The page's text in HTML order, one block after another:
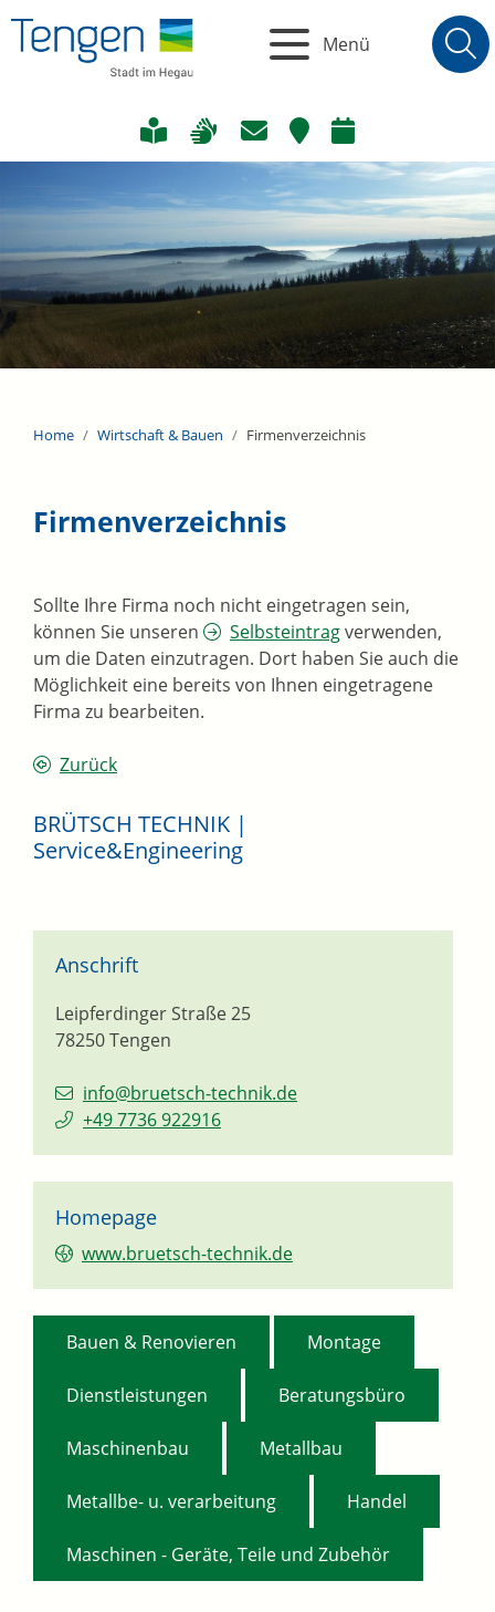
Menü
Home Wirtschaft & Bauen Firmenverzeichnis
Firmenverzeichnis
Sollte Ihre Firma noch nicht eingetragen sein,
können Sie unseren
Selbsteintragverwenden,
um die Daten einzutragen. Dort haben Sie auch die
Möglichkeit eine bereits von Ihnen eingetragene
Firma zu bearbeiten.
Zurück
BRÜTSCH TECHNIK |
Service&Engineering
Anschrift
Leipferdinger Straße 25
78250Tengen
info@bruetsch-technik.de
+49 7736 922916
Homepage
www.bruetsch-technik.de
Bauen & Renovieren Montage
Dienstleistungen Beratungsbüro
Maschinenbau Metallbau
Metallbe- u. verarbeitung Handel
Maschinen - Geräte, Teile und Zubehör